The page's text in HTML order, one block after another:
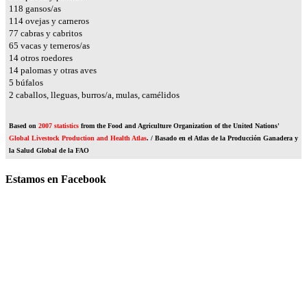
139 gansos/as
135 ovejas y carneros
90 cabras y cabritos
76 vacas y terneros/as
17 otros roedores
16 palomas y otras aves
6 búfalos
2 caballos, lleguas, burros/a, mulas, camélidos
Based on 2007 statistics from the Food and Agriculture Organization of the United Nations'
Global Livestock Production and Health Atlas. / Basado en el Atlas de la Producción Ganadera y
la Salud Global de la FAO
Estamos en Facebook